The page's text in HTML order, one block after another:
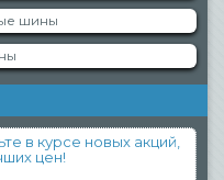
шины
в курсе новых акций,
цен!